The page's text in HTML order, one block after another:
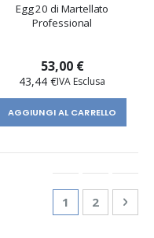
Egg 20 di Martellato
Professional
53,00 €
43,44 €
AGGIUNGI AL CARRELLO
Attualmente
1 Pagina
2